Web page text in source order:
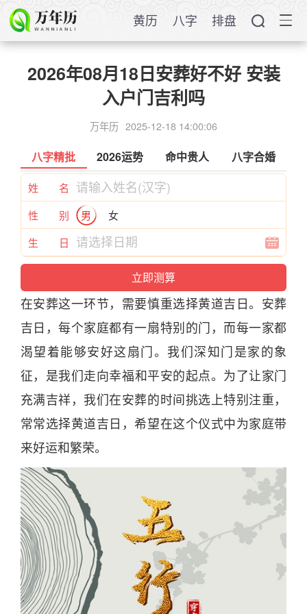
黄历 八字 排盘
2026年08月18日安葬好不好 安装
入户门吉利吗
万年历 2025-12-18 14:00:06
八字精批 2026运势 命中贵人 八字合婚
姓 名
性 别
男
女
生 日
在安葬这一环节，需要慎重选择黄道吉日。安葬
吉日 ，每个家庭都有一扇特别的门，而每一家都
渴望着能够安好这扇门。我们深知门是家的象
征，是我们走向幸福和平安的起点。为了让家门
充满吉祥，我们在安葬的时间挑选上特别注重，
常常选择黄道吉日 ，希望在这个仪式中为家庭带
来好运和繁荣。